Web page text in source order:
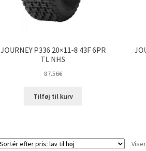
JOURNEY P336 20×11-8 43F 6PR
TL NHS
87.56€
Tilføj til kurv